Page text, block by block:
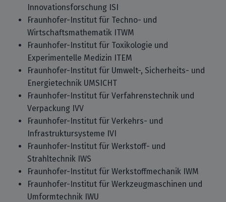
Innovationsforschung ISI
Fraunhofer-Institut für Techno- und
Wirtschaftsmathematik ITWM
Fraunhofer-Institut für Toxikologie und
Experimentelle Medizin ITEM
Fraunhofer-Institut für Umwelt-, Sicherheits- und
Energietechnik UMSICHT
Fraunhofer-Institut für Verfahrenstechnik und
Verpackung IVV
Fraunhofer-Institut für Verkehrs- und
Infrastruktursysteme IVI
Fraunhofer-Institut für Werkstoff- und
Strahltechnik IWS
Fraunhofer-Institut für Werkstoffmechanik IWM
Fraunhofer-Institut für Werkzeugmaschinen und
Umformtechnik IWU